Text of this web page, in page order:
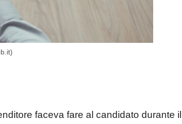
faceva fare al candidato durante il